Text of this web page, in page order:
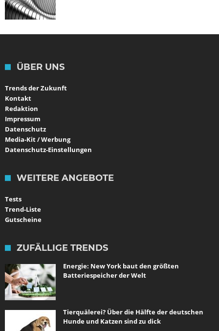
ÜBER UNS
Trends der Zukunft
Kontakt
Redaktion
Impressum
Datenschutz
Media-Kit / Werbung
Datenschutz-Einstellungen
WEITERE ANGEBOTE
Tests
Trend-Liste
Gutscheine
ZUFÄLLIGE TRENDS
Energie: New York baut den größten
Batteriespeicher der Welt
Tierquälerei? Über die Hälfte der deutschen
Hunde und Katzen sind zu dick